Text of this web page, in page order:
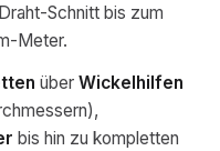
Schnitt bis zum
Meter.
über Wickelhilfen
bis hin zu kompletten